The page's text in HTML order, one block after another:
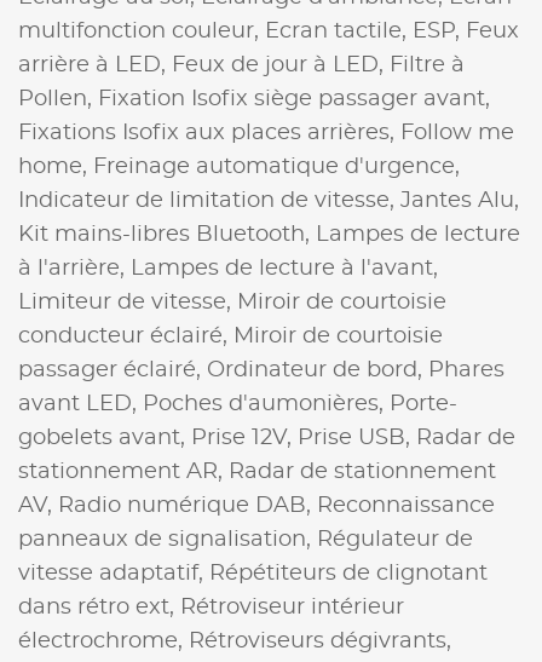
multifonction couleur, Ecran tactile, ESP, Feux
arrière à LED, Feux de jour à LED, Filtre à
Pollen, Fixation Isofix siège passager avant,
Fixations Isofix aux places arrières, Follow me
home, Freinage automatique d'urgence,
Indicateur de limitation de vitesse, Jantes Alu,
Kit mains-libres Bluetooth, Lampes de lecture
à l'arrière, Lampes de lecture à l'avant,
Limiteur de vitesse, Miroir de courtoisie
conducteur éclairé, Miroir de courtoisie
passager éclairé, Ordinateur de bord, Phares
avant LED, Poches d'aumonières, Porte-
gobelets avant, Prise 12V, Prise USB, Radar de
stationnement AR, Radar de stationnement
AV, Radio numérique DAB, Reconnaissance
panneaux de signalisation, Régulateur de
vitesse adaptatif, Répétiteurs de clignotant
dans rétro ext, Rétroviseur intérieur
électrochrome, Rétroviseurs dégivrants,